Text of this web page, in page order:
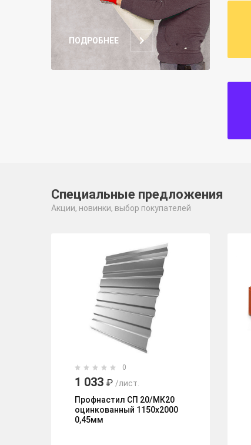
ПОДРОБНЕЕ
Специальные предложения
Акции, новинки, выбор покупателей
0
1 033 ₽ /лист.
Профнастил СП 20/МК20
оцинкованный 1150х2000
0,45мм